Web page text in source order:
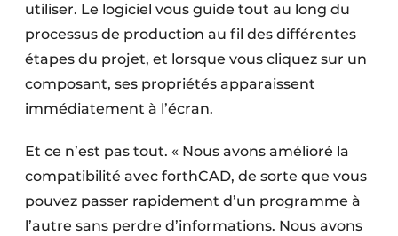
utiliser. Le logiciel vous guide tout au long du
processus de production au fil des différentes
étapes du projet, et lorsque vous cliquez sur un
composant, ses propriétés apparaissent
immédiatement à l’écran.
Et ce n’est pas tout. « Nous avons amélioré la
compatibilité avec forthCAD, de sorte que vous
pouvez passer rapidement d’un programme à
l’autre sans perdre d’informations. Nous avons